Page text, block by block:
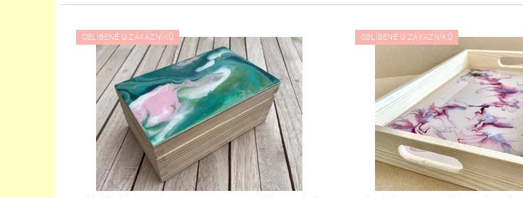
OBLÍBENÉ U ZÁKAZNÍKŮ OBLÍBENÉ U ZÁKAZNÍKŮ